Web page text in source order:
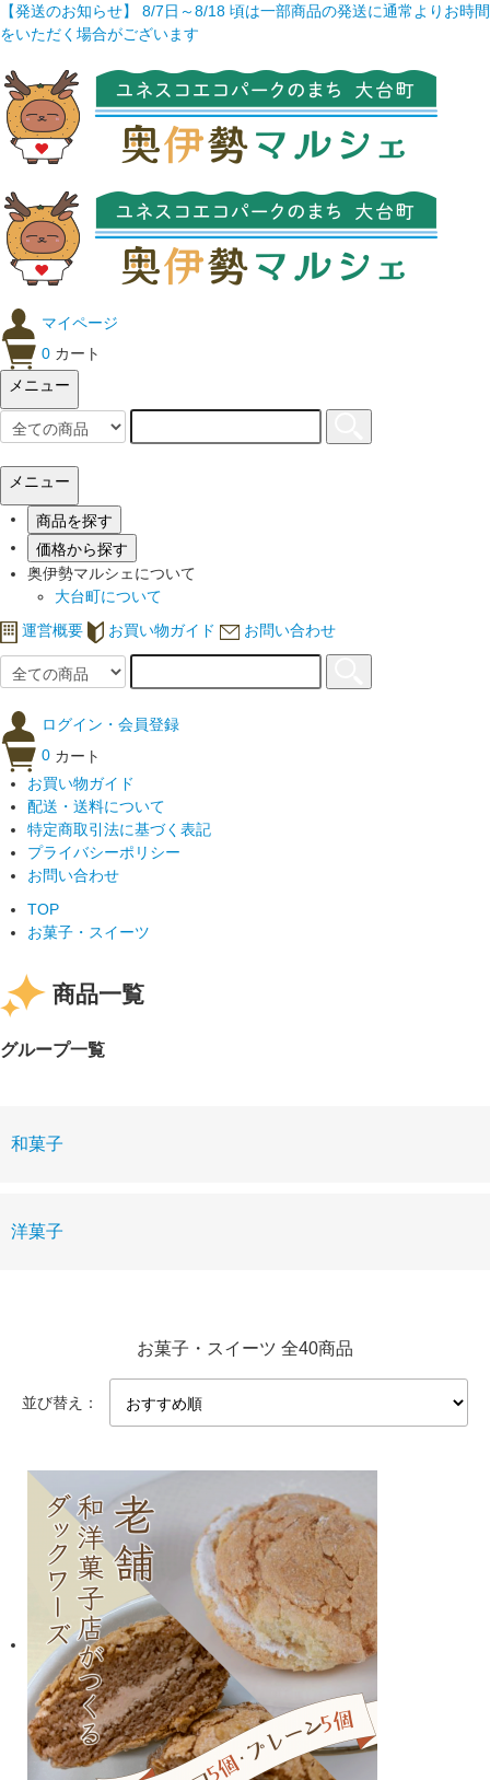
【発送のお知らせ】 8/7日～8/18 頃は一部商品の発送に通常よりお時間
をいただく場合がございます
マイページ
0 カート
メニュー
メニュー
商品を探す
価格から探す
奥伊勢マルシェについて
大台町について
運営概要
お買い物ガイド お問い合わせ
ログイン・会員登録
0 カート
お買い物ガイド
配送・送料について
特定商取引法に基づく表記
プライバシーポリシー
お問い合わせ
TOP
お菓子・スイーツ
商品一覧
グループ一覧
和菓子
洋菓子
お菓子・スイーツ 全40商品
並び替え：